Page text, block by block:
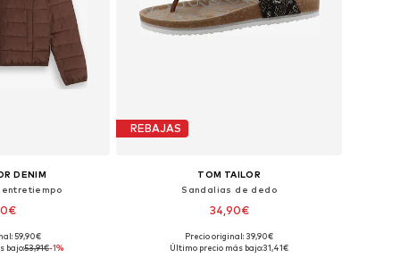
DENIM
+2
S, M, L, XL, XXL
59,90€
bajo:53,91€-1%
REBAJAS
TOM TAILOR
Sandalias de dedo
34,90€
Tallas disponibles: 36, 37
Precio original: 39,90€
Último precio más bajo:31,41€